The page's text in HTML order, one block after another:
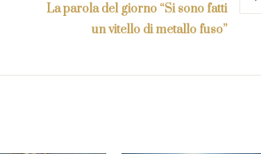
La parola del giorno “Si sono fatti
un vitello di metallo fuso”